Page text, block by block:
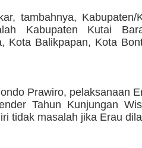
tambahnya,
Kabupaten Kutai
Kota Balikpapan, Kota
Prawiro, pelaksanaan
Tahun Kunjungan
tidak masalah jika Erau